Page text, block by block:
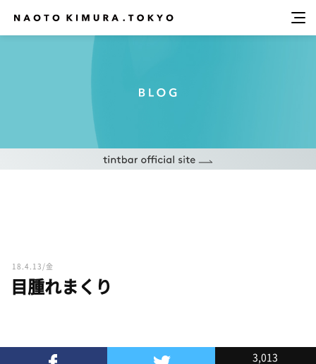
18.4.13/金
目腫れまくり
3,013